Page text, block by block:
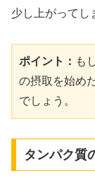
少し上がってし
ポイント： も
の摂取を始め
でしょう。
タンパク質